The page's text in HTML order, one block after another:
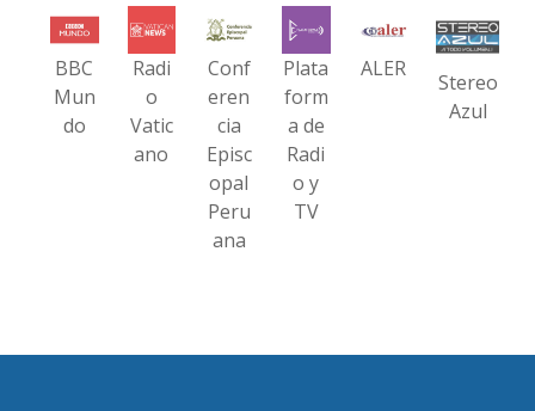
BBC
Mun
do
Radi
o
Vatic
ano
Conf
eren
cia
Episc
opal
Peru
ana
Plata
form
a de
Radi
o y
TV
ALER
Stereo
Azul